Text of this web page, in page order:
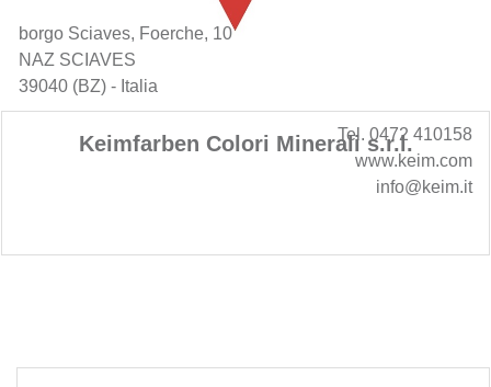
Keimfarben Colori Minerali s.r.l.
borgo Sciaves, Foerche, 10
NAZ SCIAVES
39040 (BZ) - Italia
Tel. 0472 410158
www.keim.com
info@keim.it